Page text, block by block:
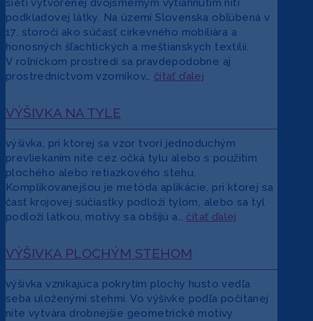
sieti vytvorenej dvojsmerným vytiahnutím nití
podkladovej látky. Na území Slovenska obľúbená v
17. storočí ako súčasť cirkevného mobiliára a
honosných šľachtických a meštianskych textílií.
V roľníckom prostredí sa pravdepodobne aj
prostredníctvom vzorníkov… čítať ďalej
VÝŠIVKA NA TYLE
výšivka, pri ktorej sa vzor tvorí jednoduchým
prevliekaním nite cez očká tylu alebo s použitím
plochého alebo retiazkového stehu.
Komplikovanejšou je metóda aplikácie, pri ktorej sa
časť krojovej súčiastky podloží tylom, alebo sa tyl
podloží látkou, motívy sa obšijú a… čítať ďalej
VÝŠIVKA PLOCHÝM STEHOM
výšivka vznikajúca pokrytím plochy husto vedľa
seba uloženými stehmi. Vo výšivke podľa počítanej
nite vytvára drobnejšie geometrické motívy